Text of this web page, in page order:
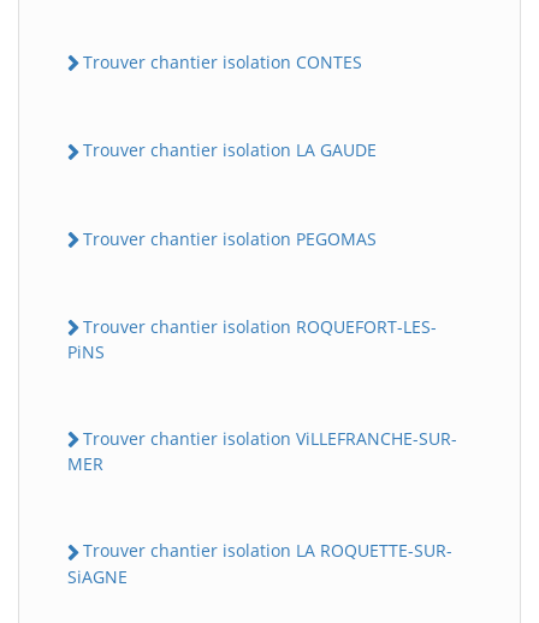
Trouver chantier isolation CONTES
Trouver chantier isolation LA GAUDE
Trouver chantier isolation PEGOMAS
Trouver chantier isolation ROQUEFORT-LES-
PiNS
Trouver chantier isolation ViLLEFRANCHE-SUR-
MER
Trouver chantier isolation LA ROQUETTE-SUR-
SiAGNE